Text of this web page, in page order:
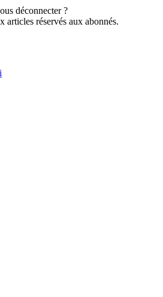
déconnecter ?
articles réservés aux abonnés.